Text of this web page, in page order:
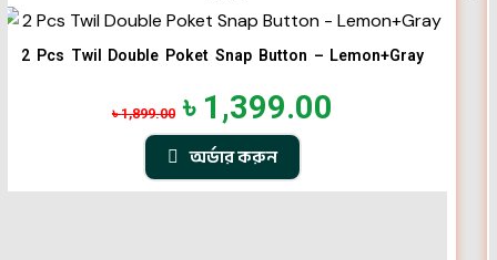
2 Pcs Twil Double Poket Snap Button – Lemon+Gray
৳1,899.00 ৳ 1,399.00
অর্ডার করুন